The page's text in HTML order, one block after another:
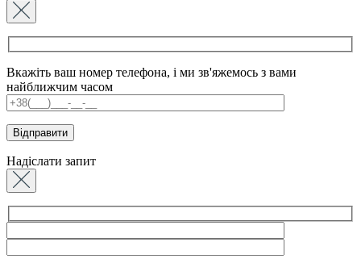
Вкажіть ваш номер телефона, і ми зв'яжемось з вами
найближчим часом
Надіслати запит